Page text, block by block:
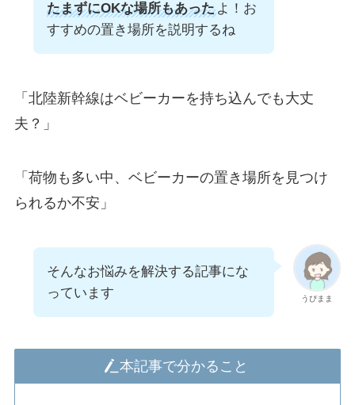
たまずにOKな場所もあったよ！お
すすめの置き場所を説明するね
「北陸新幹線はベビーカーを持ち込んでも大丈
夫？」
「荷物も多い中、ベビーカーの置き場所を見つけ
られるか不安」
うぴまま
そんなお悩みを解決する記事にな
っています
本記事で分かること